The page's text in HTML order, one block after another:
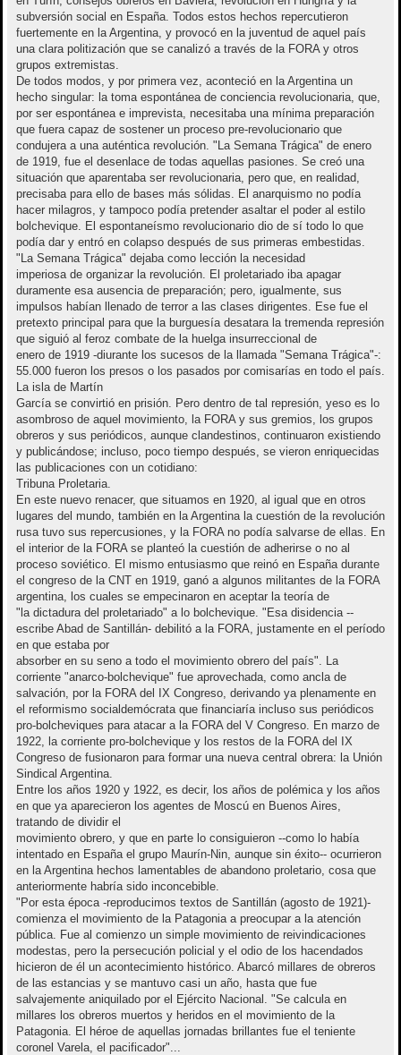
subversión social en España. Todos estos hechos repercutieron
fuertemente en la Argentina, y provocó en la juventud de aquel país
una clara politización que se canalizó a través de la FORA y otros
grupos extremistas.
De todos modos, y por primera vez, aconteció en la Argentina un
hecho singular: la toma espontánea de conciencia revolucionaria, que,
por ser espontánea e imprevista, necesitaba una mínima preparación
que fuera capaz de sostener un proceso pre-revolucionario que
condujera a una auténtica revolución. "La Semana Trágica" de enero
de 1919, fue el desenlace de todas aquellas pasiones. Se creó una
situación que aparentaba ser revolucionaria, pero que, en realidad,
precisaba para ello de bases más sólidas. El anarquismo no podía
hacer milagros, y tampoco podía pretender asaltar el poder al estilo
bolchevique. El espontaneísmo revolucionario dio de sí todo lo que
podía dar y entró en colapso después de sus primeras embestidas.
"La Semana Trágica" dejaba como lección la necesidad
imperiosa de organizar la revolución. El proletariado iba apagar
duramente esa ausencia de preparación; pero, igualmente, sus
impulsos habían llenado de terror a las clases dirigentes. Ese fue el
pretexto principal para que la burguesía desatara la tremenda represión
que siguió al feroz combate de la huelga insurreccional de
enero de 1919 -diurante los sucesos de la llamada "Semana Trágica"-:
55.000 fueron los presos o los pasados por comisarías en todo el país.
La isla de Martín
García se convirtió en prisión. Pero dentro de tal represión, yeso es lo
asombroso de aquel movimiento, la FORA y sus gremios, los grupos
obreros y sus periódicos, aunque clandestinos, continuaron existiendo
y publicándose; incluso, poco tiempo después, se vieron enriquecidas
las publicaciones con un cotidiano:
Tribuna Proletaria.
En este nuevo renacer, que situamos en 1920, al igual que en otros
lugares del mundo, también en la Argentina la cuestión de la revolución
rusa tuvo sus repercusiones, y la FORA no podía salvarse de ellas. En
el interior de la FORA se planteó la cuestión de adherirse o no al
proceso soviético. El mismo entusiasmo que reinó en España durante
el congreso de la CNT en 1919, ganó a algunos militantes de la FORA
argentina, los cuales se empecinaron en aceptar la teoría de
"la dictadura del proletariado" a lo bolchevique. "Esa disidencia --
escribe Abad de Santillán- debilitó a la FORA, justamente en el período
en que estaba por
absorber en su seno a todo el movimiento obrero del país". La
corriente "anarco-bolchevique" fue aprovechada, como ancla de
salvación, por la FORA del IX Congreso, derivando ya plenamente en
el reformismo socialdemócrata que financiaría incluso sus periódicos
pro-bolcheviques para atacar a la FORA del V Congreso. En marzo de
1922, la corriente pro-bolchevique y los restos de la FORA del IX
Congreso de fusionaron para formar una nueva central obrera: la Unión
Sindical Argentina.
Entre los años 1920 y 1922, es decir, los años de polémica y los años
en que ya aparecieron los agentes de Moscú en Buenos Aires,
tratando de dividir el
movimiento obrero, y que en parte lo consiguieron --como lo había
intentado en España el grupo Maurín-Nin, aunque sin éxito-- ocurrieron
en la Argentina hechos lamentables de abandono proletario, cosa que
anteriormente habría sido inconcebible.
"Por esta época -reproducimos textos de Santillán (agosto de 1921)-
comienza el movimiento de la Patagonia a preocupar a la atención
pública. Fue al comienzo un simple movimiento de reivindicaciones
modestas, pero la persecución policial y el odio de los hacendados
hicieron de él un acontecimiento histórico. Abarcó millares de obreros
de las estancias y se mantuvo casi un año, hasta que fue
salvajemente aniquilado por el Ejército Nacional. "Se calcula en
millares los obreros muertos y heridos en el movimiento de la
Patagonia. El héroe de aquellas jornadas brillantes fue el teniente
coronel Varela, el pacificador"...